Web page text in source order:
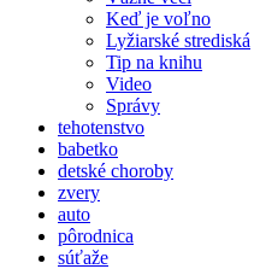
Keď je voľno
Lyžiarské strediská
Tip na knihu
Video
Správy
tehotenstvo
babetko
detské choroby
zvery
auto
pôrodnica
súťaže